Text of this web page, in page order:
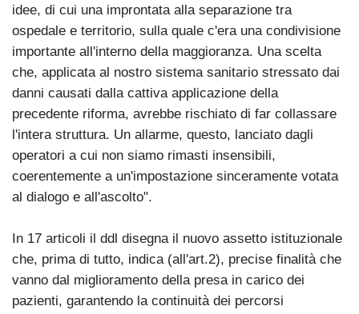
idee, di cui una improntata alla separazione tra
ospedale e territorio, sulla quale c'era una condivisione
importante all'interno della maggioranza. Una scelta
che, applicata al nostro sistema sanitario stressato dai
danni causati dalla cattiva applicazione della
precedente riforma, avrebbe rischiato di far collassare
l'intera struttura. Un allarme, questo, lanciato dagli
operatori a cui non siamo rimasti insensibili,
coerentemente a un'impostazione sinceramente votata
al dialogo e all'ascolto".
In 17 articoli il ddl disegna il nuovo assetto istituzionale
che, prima di tutto, indica (all'art.2), precise finalità che
vanno dal miglioramento della presa in carico dei
pazienti, garantendo la continuità dei percorsi